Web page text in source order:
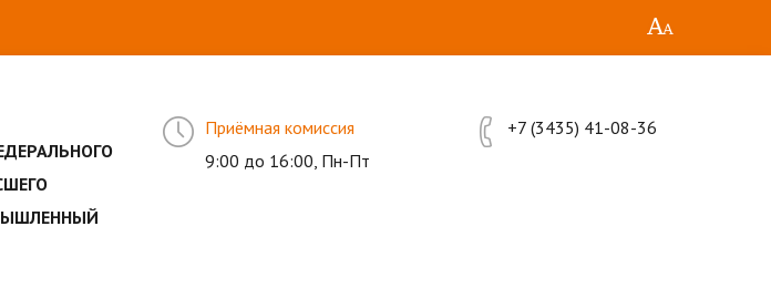
Приёмная комиссия
9:00 до 16:00, Пн-Пт
+7 (3435) 41-08-36